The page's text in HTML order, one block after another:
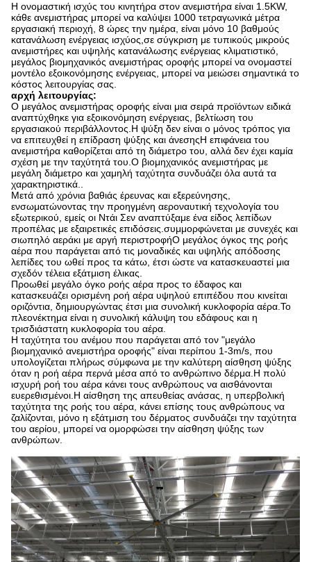
Η ονομαστική ισχύς του κινητήρα στον ανεμιστήρα είναι 1.5KW,
κάθε ανεμιστήρας μπορεί να καλύψει 1000 τετραγωνικά μέτρα
εργασιακή περιοχή, 8 ώρες την ημέρα, είναι μόνο 10 βαθμούς
κατανάλωση ενέργειας ισχύος,σε σύγκριση με τυπικούς μικρούς
ανεμιστήρες και υψηλής κατανάλωσης ενέργειας κλιματιστικό,
μεγάλος βιομηχανικός ανεμιστήρας οροφής μπορεί να ονομαστεί
μοντέλο εξοικονόμησης ενέργειας, μπορεί να μειώσει σημαντικά το
κόστος λειτουργίας σας.
αρχή λειτουργίας:
Ο μεγάλος ανεμιστήρας οροφής είναι μια σειρά προϊόντων ειδικά
αναπτύχθηκε για εξοικονόμηση ενέργειας, βελτίωση του
εργασιακού περιβάλλοντος.Η ψύξη δεν είναι ο μόνος τρόπος για
να επιτευχθεί η επίδραση ψύξης και άνεσηςΗ επιφάνεια του
ανεμιστήρα καθορίζεται από τη διάμετρο του, αλλά δεν έχει καμία
σχέση με την ταχύτητά του.Ο βιομηχανικός ανεμιστήρας με
μεγάλη διάμετρο και χαμηλή ταχύτητα συνδυάζει όλα αυτά τα
χαρακτηριστικά..
Μετά από χρόνια βαθιάς έρευνας και εξερεύνησης,
ενσωματώνοντας την προηγμένη αεροναυτική τεχνολογία του
εξωτερικού, εμείς οι Ντάι Σεν αναπτύξαμε ένα είδος λεπίδων
προπέλας με εξαιρετικές επιδόσεις.συμμορφώνεται με συνεχές και
σιωπηλό αεράκι με αργή περιστροφήΟ μεγάλος όγκος της ροής
αέρα που παράγεται από τις μοναδικές και υψηλής απόδοσης
λεπίδες του ωθεί προς τα κάτω, έτσι ώστε να κατασκευαστεί μια
σχεδόν τέλεια εξάτμιση έλικας.
Προωθεί μεγάλο όγκο ροής αέρα προς το έδαφος και
κατασκευάζει ορισμένη ροή αέρα υψηλού επιπέδου που κινείται
οριζόντια, δημιουργώντας έτσι μια συνολική κυκλοφορία αέρα.Το
πλεονέκτημα είναι η συνολική κάλυψη του εδάφους και η
τρισδιάστατη κυκλοφορία του αέρα.
Η ταχύτητα του ανέμου που παράγεται από τον "μεγάλο
βιομηχανικό ανεμιστήρα οροφής" είναι περίπου 1-3m/s, που
υπολογίζεται πλήρως σύμφωνα με την καλύτερη αίσθηση ψύξης
όταν η ροή αέρα περνά μέσα από το ανθρώπινο δέρμα.Η πολύ
ισχυρή ροή του αέρα κάνει τους ανθρώπους να αισθάνονται
ευερεθισμένοι.Η αίσθηση της απευθείας ανάσας, η υπερβολική
ταχύτητα της ροής του αέρα, κάνει επίσης τους ανθρώπους να
ζαλίζονται, μόνο η εξάτμιση του δέρματος συνδυάζει την ταχύτητα
του αερίου, μπορεί να ομορφώσει την αίσθηση ψύξης των
ανθρώπων.